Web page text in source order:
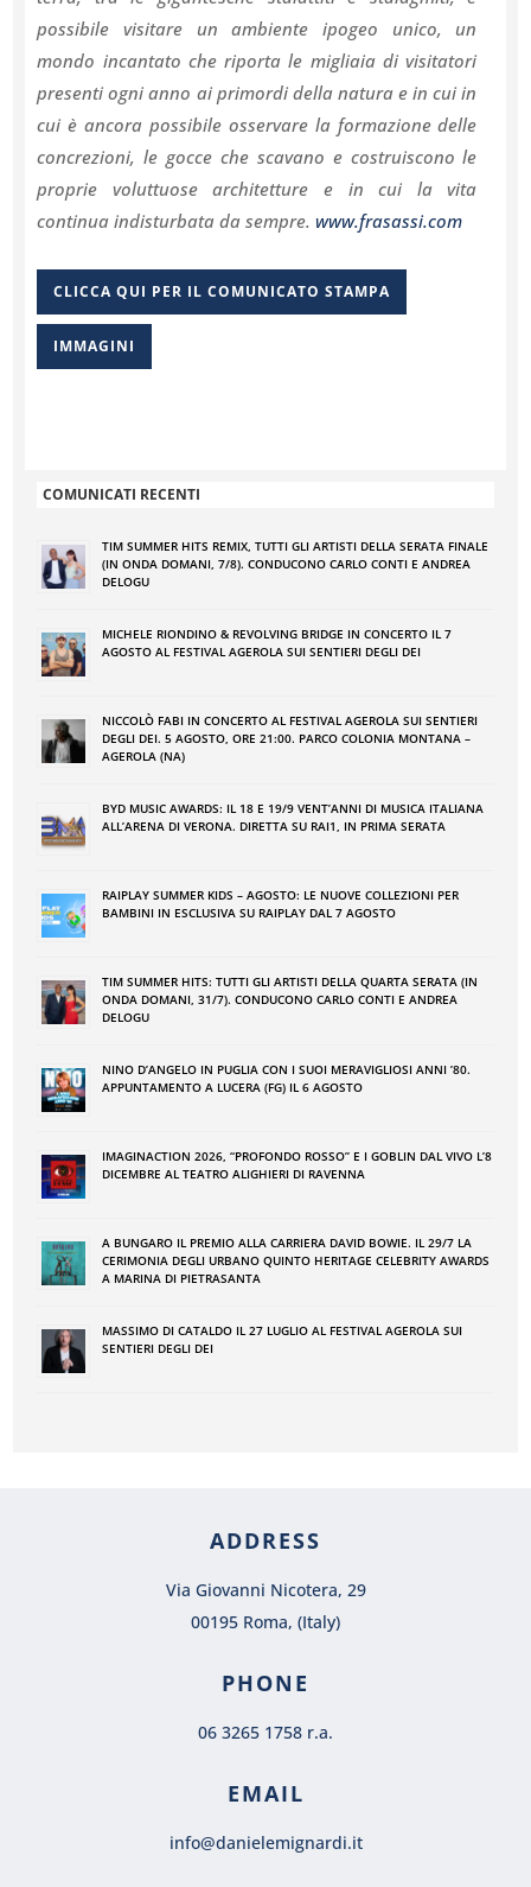
possibile visitare un ambiente ipogeo unico, un
mondo incantato che riporta le migliaia di visitatori
presenti ogni anno ai primordi della natura e in cui in
cui è ancora possibile osservare la formazione delle
concrezioni, le gocce che scavano e costruiscono le
proprie voluttuose architetture e in cui la vita
continua indisturbata da sempre.www.frasassi.com
CLICCA QUI PER IL COMUNICATO STAMPA
IMMAGINI
COMUNICATI RECENTI
TIM SUMMER HITS REMIX, TUTTI GLI ARTISTI DELLA SERATA FINALE
(IN ONDA DOMANI, 7/8). CONDUCONO CARLO CONTI E ANDREA
DELOGU
MICHELE RIONDINO & REVOLVING BRIDGE IN CONCERTO IL 7
AGOSTO AL FESTIVAL AGEROLA SUI SENTIERI DEGLI DEI
NICCOLÒ FABI IN CONCERTO AL FESTIVAL AGEROLA SUI SENTIERI
DEGLI DEI. 5 AGOSTO, ORE 21:00. PARCO COLONIA MONTANA –
AGEROLA (NA)
BYD MUSIC AWARDS: IL 18 E 19/9 VENT’ANNI DI MUSICA ITALIANA
ALL’ARENA DI VERONA. DIRETTA SU RAI1, IN PRIMA SERATA
RAIPLAY SUMMER KIDS – AGOSTO: LE NUOVE COLLEZIONI PER
BAMBINI IN ESCLUSIVA SU RAIPLAY DAL 7 AGOSTO
TIM SUMMER HITS: TUTTI GLI ARTISTI DELLA QUARTA SERATA (IN
ONDA DOMANI, 31/7). CONDUCONO CARLO CONTI E ANDREA
DELOGU
NINO DʼANGELO IN PUGLIA CON I SUOI MERAVIGLIOSI ANNI ʼ80.
APPUNTAMENTO A LUCERA (FG) IL 6 AGOSTO
IMAGINACTION 2026, “PROFONDO ROSSO” E I GOBLIN DAL VIVO L’8
DICEMBRE AL TEATRO ALIGHIERI DI RAVENNA
A BUNGARO IL PREMIO ALLA CARRIERA DAVID BOWIE. IL 29/7 LA
CERIMONIA DEGLI URBANO QUINTO HERITAGE CELEBRITY AWARDS
A MARINA DI PIETRASANTA
MASSIMO DI CATALDO IL 27 LUGLIO AL FESTIVAL AGEROLA SUI
SENTIERI DEGLI DEI
ADDRESS
Via Giovanni Nicotera, 29
00195 Roma, (Italy)
PHONE
06 3265 1758 r.a.
EMAIL
info@danielemignardi.it